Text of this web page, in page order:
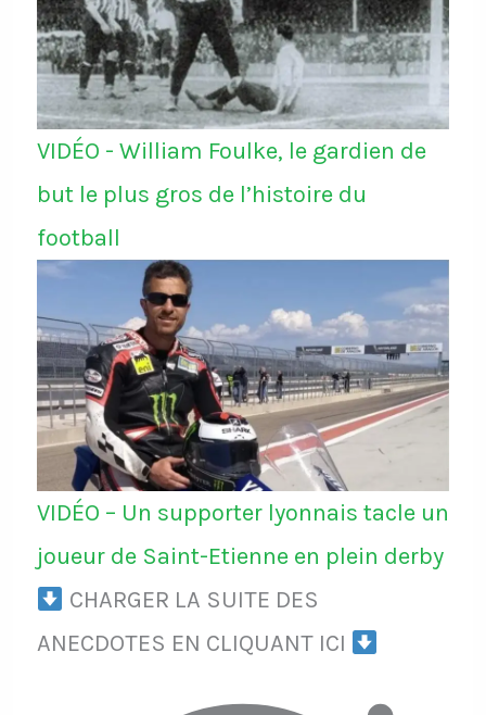
VIDÉO - William Foulke, le gardien de
but le plus gros de l’histoire du
football
VIDÉO – Un supporter lyonnais tacle un
joueur de Saint-Etienne en plein derby
CHARGER LA SUITE DES
ANECDOTES EN CLIQUANT ICI